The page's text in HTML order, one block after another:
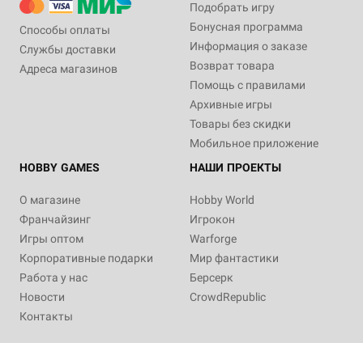
Способы оплаты
Службы доставки
Адреса магазинов
Подобрать игру
Бонусная программа
Информация о заказе
Возврат товара
Помощь с правилами
Архивные игры
Товары без скидки
Мобильное приложение
HOBBY GAMES
О магазине
Франчайзинг
Игры оптом
Корпоративные подарки
Работа у нас
Новости
Контакты
НАШИ ПРОЕКТЫ
Hobby World
Игрокон
Warforge
Мир фантастики
Берсерк
CrowdRepublic